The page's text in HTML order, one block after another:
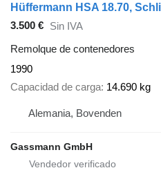
Hüffermann HSA 18.70,
3.500 € Sin IVA
Remolque de contenedores
1990
Capacidad de carga 14.690 kg
Alemania, Bovenden
Gassmann GmbH